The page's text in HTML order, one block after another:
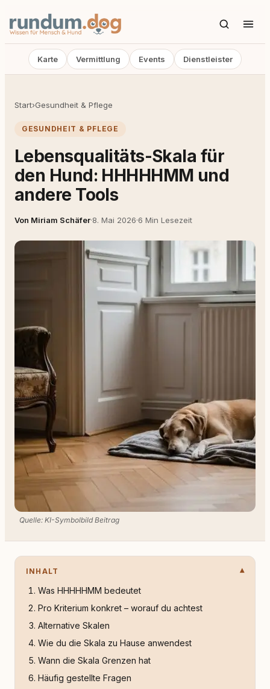
Karte Vermittlung Events Dienstleister
Start›Gesundheit & Pflege
GESUNDHEIT & PFLEGE
Lebensqualitäts-Skala für
den Hund: HHHHHMM und
andere Tools
Von Miriam Schäfer·8. Mai 2026·6 Min Lesezeit
Quelle: KI-Symbolbild Beitrag
INHALT
Was HHHHHMM bedeutet
Pro Kriterium konkret – worauf du achtest
Alternative Skalen
Wie du die Skala zu Hause anwendest
Wann die Skala Grenzen hat
Häufig gestellte Fragen